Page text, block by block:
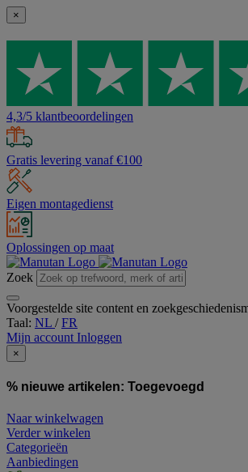
×
4,3/5 klantbeoordelingen
Gratis levering vanaf €100
Eigen montagedienst
Oplossingen op maat
Zoek
Voorgestelde site content en
Taal: NL /FR
Mijn account Inloggen
×
% nieuwe artikelen: Toegevoegd
Naar winkelwagen
Verder winkelen
Categorieën
Aanbiedingen